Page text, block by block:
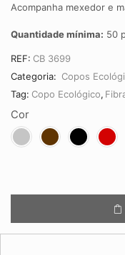
Acompanha mexedor e
Quantidade mínima: 50
REF: CB 3699
Categoria: Copos
Tag: Copo Ecológico,
Cor